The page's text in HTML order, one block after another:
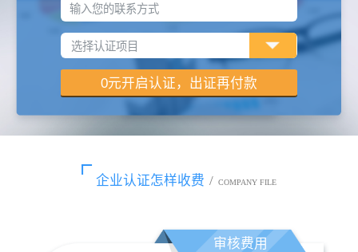
输入您的联系方式
企业认证怎样收费 / COMPANY FILE
审核费用